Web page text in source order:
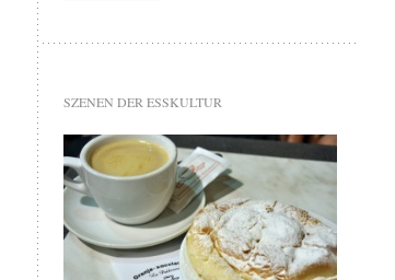
SZENEN DER ESSKULTUR